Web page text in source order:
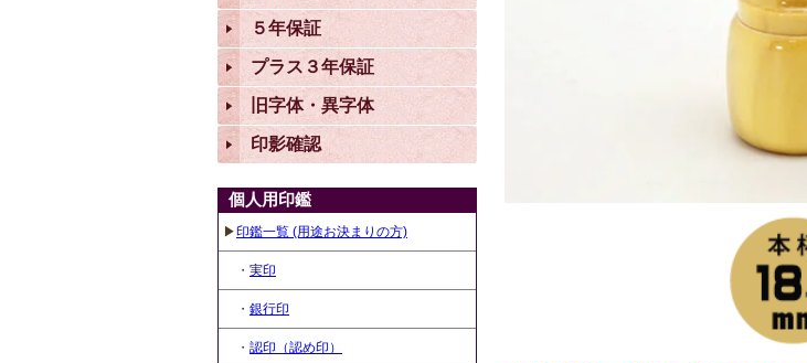
５年保証
プラス３年保証
旧字体・異字体
印影確認
個人用印鑑
▶印鑑一覧 (用途お決まりの方)
・ 実印
・ 銀行印
・ 認印（認め印）